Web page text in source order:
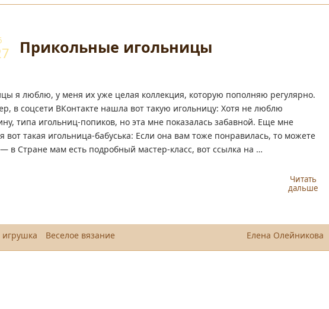
Прикольные игольницы
я люблю, у меня их уже целая коллекция, которую пополняю регулярно.
в соцсети ВКонтакте нашла вот такую игольницу: Хотя не люблю
типа игольниц-попиков, но эта мне показалась забавной. Еще мне
вот такая игольница-бабуська: Если она вам тоже понравилась, то можете
— в Стране мам есть подробный мастер-класс, вот ссылка на …
Читать
дальше
игрушка Веселое вязание Елена Олейникова